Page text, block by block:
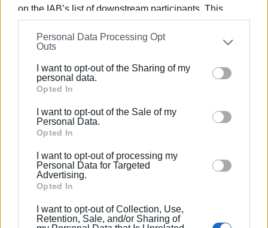
on the IAB’s list of downstream participants. This
information may also be disclosed by us to third parties
on theIAB’s List of Downstream Participants
that may
further disclose it to other third parties.
Please note that this website/app uses one or more
Google services and may gather and store information
behaviour. You may click to grant or deny consent to
Google and its third-party tags to use your data for
section.
Personal Data Processing Opt
Outs
I want to opt-out of the Sharing of my
personal data.
Opted In
I want to opt-out of the Sale of my
Personal Data.
Opted In
I want to opt-out of processing my
Personal Data for Targeted
Advertising.
Opted In
I want to opt-out of Collection, Use,
Retention, Sale, and/or Sharing of
έκδοση νέου Δελτίου Ταυτότητας.
Τέλος, τα φυσικά πρόσωπα μπορούν να
προγραμματίσουν την ημερομηνία ραντεβού για τα ίδια
αλλά και για λογαριασμό τρίτων προσώπων για την
έκδοση ή αντικατάσταση νέου τύπου δελτίου
ταυτότητας, πλην ειδικών περιπτώσεων (απώλειας,
κλοπής, φθοράς) και μέσω των Κ.Ε.Π.
ΦΩΤΟ@ ΕΛ.ΑΣ.
Εμφανίσεις: 98